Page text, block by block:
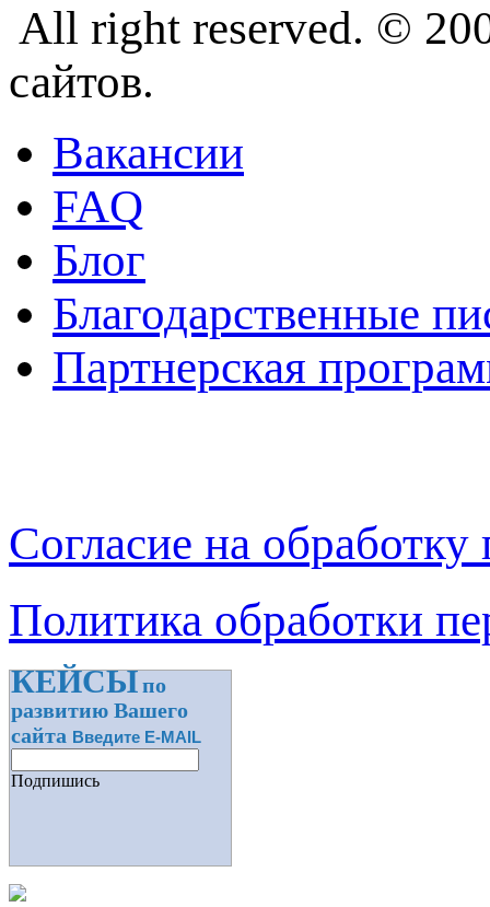
All right reserved. ©
сайтов.
Вакансии
FAQ
Блог
Благодарственные
Партнерская
Согласие на
Политика обработки
КЕЙСЫпо
развитию Вашего
сайта Введите E-MAIL
Подпишись